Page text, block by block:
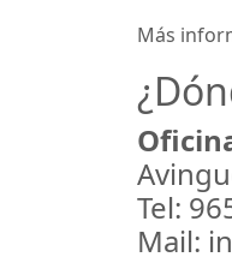
Más
Tel:
Mail: